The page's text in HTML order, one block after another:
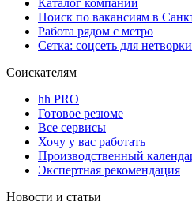
Поиск по вакансиям в
Работа рядом с метро
Сетка: соцсеть для
Соискателям
hh PRO
Готовое резюме
Все сервисы
Хочу у вас работать
Производственный
Экспертная рекомендация
Новости и статьи